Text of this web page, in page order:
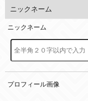
ニックネーム
ニックネーム
プロフィール画像